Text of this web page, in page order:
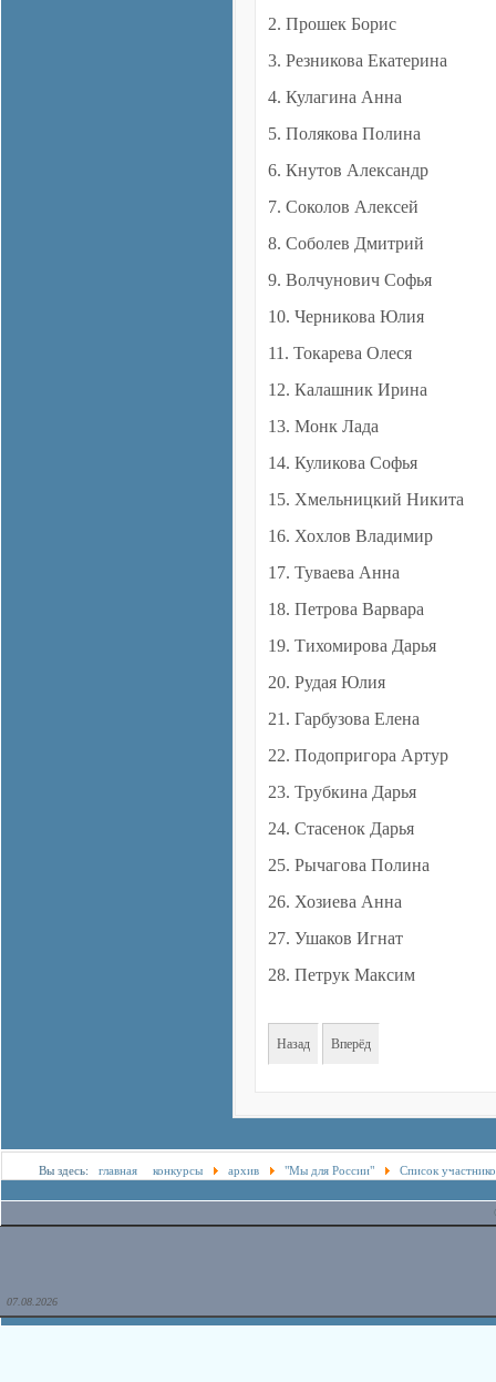
2. Прошек Борис
3. Резникова Екатерина
4. Кулагина Анна
5. Полякова Полина
6. Кнутов Александр
7. Соколов Алексей
8. Соболев Дмитрий
9. Волчунович Софья
10. Черникова Юлия
11. Токарева Олеся
12. Калашник Ирина
13. Монк Лада
14. Куликова Софья
15. Хмельницкий Никита
16. Хохлов Владимир
17. Туваева Анна
18. Петрова Варвара
19. Тихомирова Дарья
20. Рудая Юлия
21. Гарбузова Елена
22. Подопригора Артур
23. Трубкина Дарья
24. Стасенок Дарья
25. Рычагова Полина
26. Хозиева Анна
27. Ушаков Игнат
28. Петрук Максим
Назад Вперёд
Вы здесь: главная конкурсы архив "Мы для России"
Список
07.08.2026